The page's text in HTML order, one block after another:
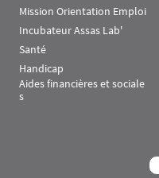
Mission Orientation Emploi
Incubateur Assas Lab'
Santé
Handicap
Aides financières et sociale
s